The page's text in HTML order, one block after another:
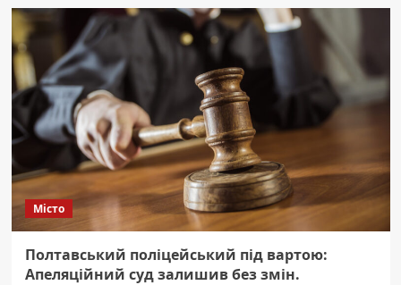
для
Полтавщини:
три
громади
оберуть
енергію
сонця.
Місто
Полтавський поліцейський під вартою:
Апеляційний суд залишив без змін.